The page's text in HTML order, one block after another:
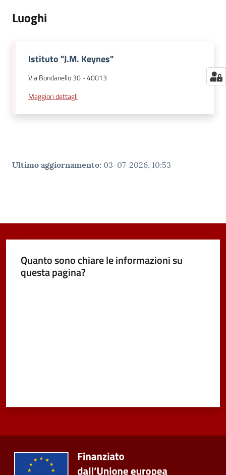
Luoghi
Istituto "J.M. Keynes"
Via Bondanello 30-40013
Maggiori dettagli
Ultimo aggiornamento: 03-07-2026, 10:53
Quanto sono chiare le informazioni su
questa pagina?